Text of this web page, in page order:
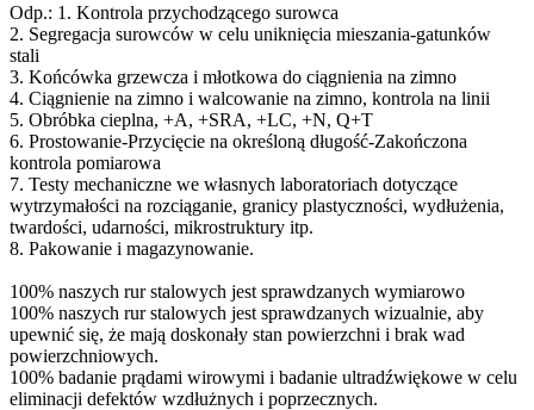
Odp.: 1. Kontrola przychodzącego surowca
2. Segregacja surowców w celu uniknięcia mieszania-gatunków
stali
3. Końcówka grzewcza i młotkowa do ciągnienia na zimno
4. Ciągnienie na zimno i walcowanie na zimno, kontrola na linii
5. Obróbka cieplna, +A, +SRA, +LC, +N, Q+T
6. Prostowanie-Przycięcie na określoną długość-Zakończona
kontrola pomiarowa
7. Testy mechaniczne we własnych laboratoriach dotyczące
wytrzymałości na rozciąganie, granicy plastyczności, wydłużenia,
twardości, udarności, mikrostruktury itp.
8. Pakowanie i magazynowanie.
100% naszych rur stalowych jest sprawdzanych wymiarowo
100% naszych rur stalowych jest sprawdzanych wizualnie, aby
upewnić się, że mają doskonały stan powierzchni i brak wad
powierzchniowych.
100% badanie prądami wirowymi i badanie ultradźwiękowe w celu
eliminacji defektów wzdłużnych i poprzecznych.